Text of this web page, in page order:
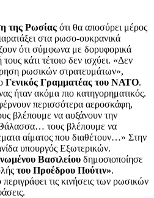
της Ρωσίας ότι θα αποσύρει μέρος
στα ρωσο-ουκρανικά
ότι σύμφωνα με δορυφορικά
κάτι τέτοιο δεν ισχύει. «Δεν
ρωσικών στρατευμάτων»,
Γενικός Γραμματέας του ΝΑΤΟ.
ήταν ακόμα πιο κατηγορηματικός.
περισσότερα αεροσκάφη,
βλέπουμε να αυξάνουν την
τους βλέπουμε να
αίματος που διαθέτουν…» Στην
υπουργός Εξωτερικών.
Βασιλείου δημοσιοποίησε
του Προέδρου Πούτιν».
τις κινήσεις των ρωσικών